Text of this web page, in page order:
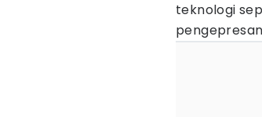
teknologi